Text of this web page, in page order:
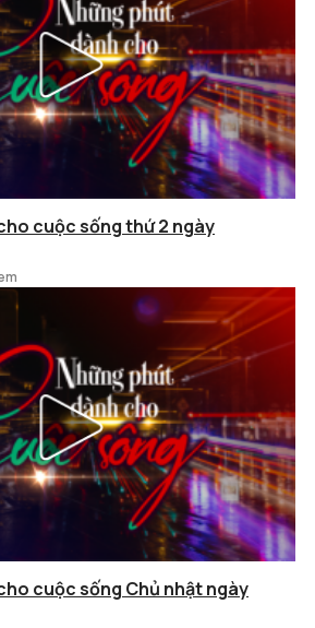
cuộc sống thứ 2 ngày
cuộc sống Chủ nhật ngày